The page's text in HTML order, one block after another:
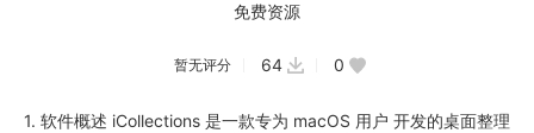
免费资源
暂无评分 64 0
1. 软件概述 iCollections 是一款专为 macOS 用户 开发的桌面整理